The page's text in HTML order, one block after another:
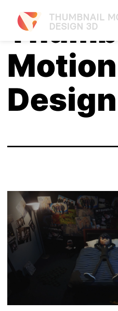
THUMBNAIL
DESIGN 3D
Motion